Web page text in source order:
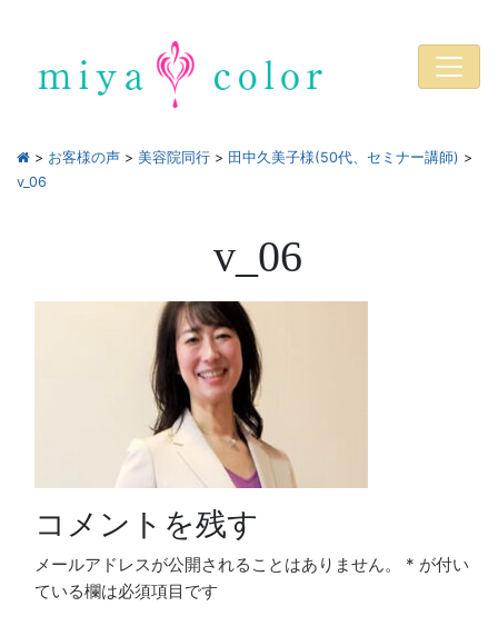
> お客様の声 > 美容院同行 > 田中久美子様(50代、セミナー講師) >
v_06
v_06
コメントを残す
メールアドレスが公開されることはありません。 * が付い
ている欄は必須項目です